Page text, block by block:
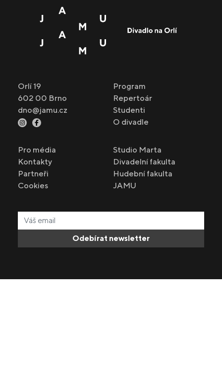
Orlí 19
602 00 Brno
dno@jamu.cz
Program
Repertoár
Studenti
O divadle
Pro média
Kontakty
Partneři
Cookies
Studio Marta
Divadelní fakulta
Hudební fakulta
JAMU